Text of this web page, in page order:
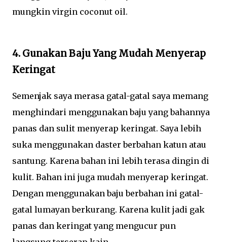
mungkin virgin coconut oil.
4. Gunakan Baju Yang Mudah Menyerap
Keringat
Semenjak saya merasa gatal-gatal saya memang
menghindari menggunakan baju yang bahannya
panas dan sulit menyerap keringat. Saya lebih
suka menggunakan daster berbahan katun atau
santung. Karena bahan ini lebih terasa dingin di
kulit. Bahan ini juga mudah menyerap keringat.
Dengan menggunakan baju berbahan ini gatal-
gatal lumayan berkurang. Karena kulit jadi gak
panas dan keringat yang mengucur pun